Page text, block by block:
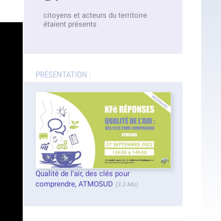
citoyens et acteurs du territoire
étaient présents
PRÉSENTATION :
Qualité de l'air, des clés pour
comprendre, ATMOSUD (3.3 Mo)